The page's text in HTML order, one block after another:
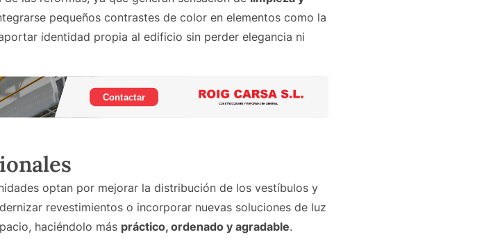
pequeños contrastes de color en elementos como la
identidad propia al edificio sin perder elegancia ni
optan por mejorar la distribución de los vestíbulos y
revestimientos o incorporar nuevas soluciones de luz
haciéndolo más práctico, ordenado y agradable.